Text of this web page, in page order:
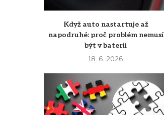
Když auto nastartuje až
napodruhé: proč problém nemusí
být v baterii
18. 6. 2026